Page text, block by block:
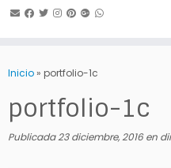
al
contenido
Inicio » portfolio-1c
portfolio-1c
Publicada23 diciembre, 2016en